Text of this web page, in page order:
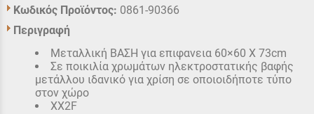
Κωδικός Προϊόντος: 0861-90366
Περιγραφή
Μεταλλική ΒΑΣΗ για επιφανεια 60×60 X 73cm
Σε ποικιλία χρωμάτων ηλεκτροστατικής βαφής
μετάλλου ιδανικό για χρίση σε οποιοιδήποτε τύπο
στον χώρο
XX2F